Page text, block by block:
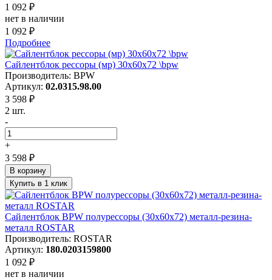
1 092 ₽
нет в наличии
1 092 ₽
Подробнее
Сайлентблок рессоры (мр) 30x60x72 \bpw
Производитель: BPW
Артикул: 02.0315.98.00
3 598 ₽
2 шт.
-
+
3 598 ₽
В корзину
Купить в 1 клик
Сайлентблок BPW полурессоры (30х60х72) металл-резина-
металл ROSTAR
Производитель: ROSTAR
Артикул: 180.0203159800
1 092 ₽
нет в наличии